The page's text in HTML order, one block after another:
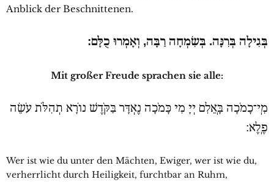
Anblick der Beschnittenen.
בְּגִילָה בְּרִנָּה. בְּשִׂמְחָה רַבָּה, וְאָמְרוּ כֻלָּם:
Mit großer Freude sprachen sie alle:
מִֽי־כָמֹכָה בָּֽאֵלִם יְיָ מִי כָּמֹכָה נֶאְדָּר בַּקֹּדֶשׁ נוֹרָא תְהִלֹּת עֹשֵׂה
פֶֽלֶא׃
Wer ist wie du unter den Mächten, Ewiger, wer ist wie du,
verherrlicht durch Heiligkeit, furchtbar an Ruhm,